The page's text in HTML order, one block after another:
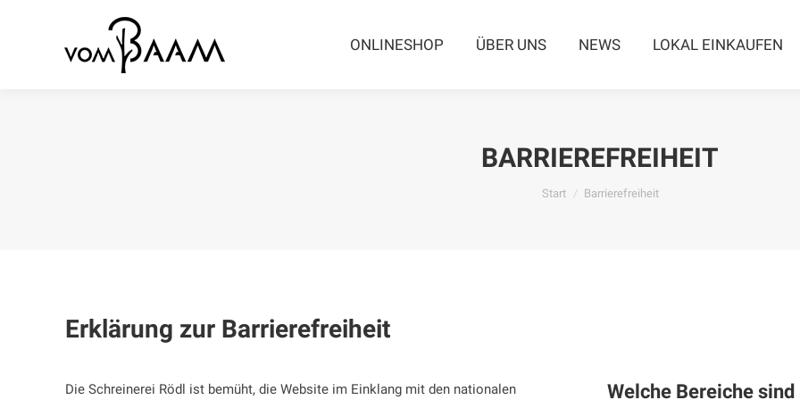
ONLINESHOP ÜBER UNS NEWS LOKAL EINKAUFEN
BARRIEREFREIHEIT
Sie befinden sich hier:
Start Barrierefreiheit
Erklärung zur Barriere­freiheit
Die Schreinerei Rödl ist bemüht, die Website im Einklang mit den nationalen
Welche Bereiche